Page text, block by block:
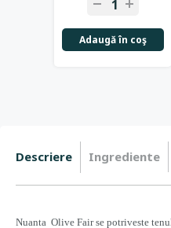
Adaugă în coş
Descriere Ingrediente
Nuanta Olive Fair se potriveste